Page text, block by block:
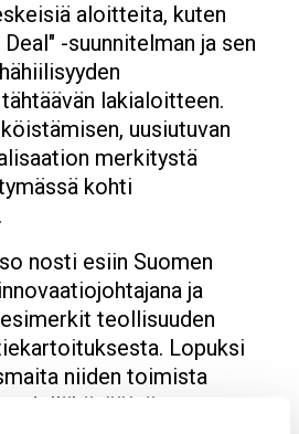
aloitteita, kuten
-suunnitelman ja sen
lakialoitteen.
uusiutuvan
merkitystä
kohti
nosti esiin Suomen
ja
teollisuuden
Lopuksi
niiden toimista
edelläkävijöinä.